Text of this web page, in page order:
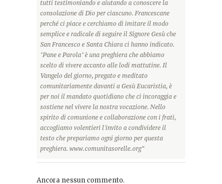
tutti testimoniando e aiutando a conoscere la
consolazione di Dio per ciascuno. Francescane
perché ci piace e cerchiamo di imitare il modo
semplice e radicale di seguire il Signore Gesù che
San Francesco e Santa Chiara ci hanno indicato.
"Pane e Parola" è una preghiera che abbiamo
scelto di vivere accanto alle lodi mattutine. Il
Vangelo del giorno, pregato e meditato
comunitariamente davanti a Gesù Eucaristia, è
per noi il mandato quotidiano che ci incoraggia e
sostiene nel vivere la nostra vocazione. Nello
spirito di comunione e collaborazione con i frati,
accogliamo volentieri l'invito a condividere il
testo che prepariamo ogni giorno per questa
preghiera. www.comunitasorelle.org”
Ancora nessun commento.